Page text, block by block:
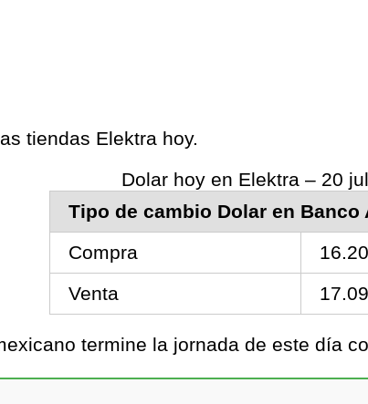
tiendas Elektra hoy.
Dolar hoy en Elektra – 20
Tipo de cambio Dolar en Banco
Compra
16.20
Venta
17.09
termine la jornada de este día